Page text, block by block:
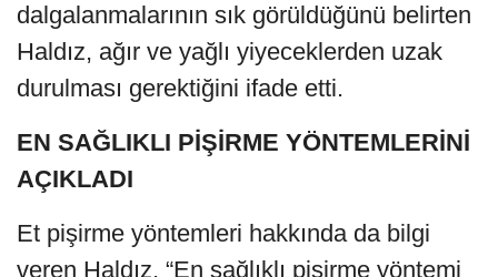
dalgalanmalarının sık görüldüğünü belirten
Haldız, ağır ve yağlı yiyeceklerden uzak
durulması gerektiğini ifade etti.
EN SAĞLIKLI PİŞİRME YÖNTEMLERİNİ
AÇIKLADI
Et pişirme yöntemleri hakkında da bilgi
veren Haldız, “En sağlıklı pişirme yöntemi